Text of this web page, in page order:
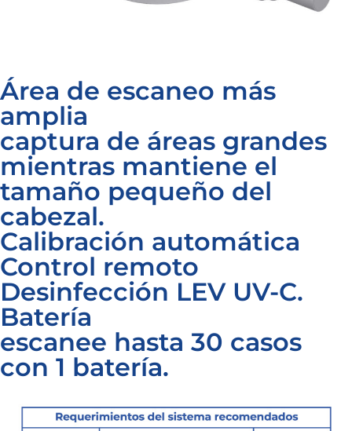
Área de escaneo más
amplia
captura de áreas grandes
mientras mantiene el
tamaño pequeño del
cabezal.
Calibración automática
Control remoto
Desinfección LEV UV-C.
Batería
escanee hasta 30 casos
con 1 batería.